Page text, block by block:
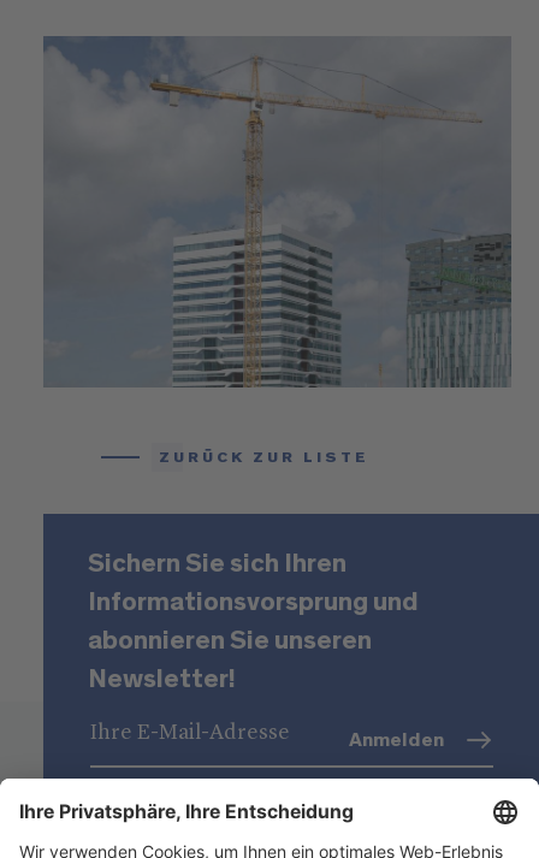
ZURÜCK ZUR LISTE
Sichern Sie sich Ihren
Informationsvorsprung und
abonnieren Sie unseren
Newsletter!
Datenschutz (Info)
Anmelden